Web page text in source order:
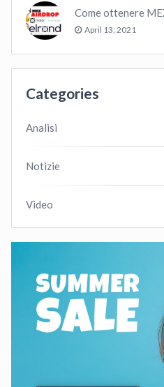
April 13, 2021
Categories
Analisi
Notizie
Video